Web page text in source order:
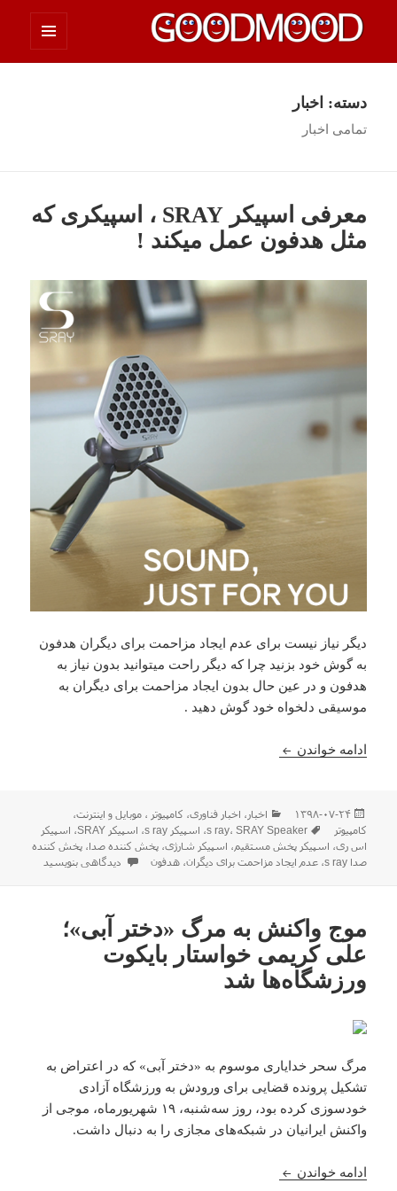
چیزای خووب مووب
دسته: اخبار
تمامی اخبار
معرفی اسپیکر SRAY ، اسپیکری که
مثل هدفون عمل میکند !
دیگر نیاز نیست برای عدم ایجاد مزاحمت برای دیگران هدفون
به گوش خود بزنید چرا که دیگر راحت میتوانید بدون نیاز به
هدفون و در عین حال بدون ایجاد مزاحمت برای دیگران به
موسیقی دلخواه خود گوش دهید .
ادامه خواندن معرفی اسپیکر SRAY ، اسپیکری که مثل هدفون عمل میکند !
ارسال
شده
در
۱۳۹۸-۰۷-۲۴ دسته‌ها
اخبار ، اخبار فناوری، كامپيوتر ، موبایل و اينترنت،
کامپیوتر
برچسب‌ها s ray، SRAY Speaker ، اسپیکر s ray ، اسپیکر SRAY ، اسپیکر
اس ری، اسپیکر پخش مستقیم، اسپیکر شارژی،پخش کننده صدا،پخش کننده
صدا s ray
،عدم ایجاد مزاحمت برای دیگران،هدفون برای معرفی اسپیکر SRAY ، اسپیکری که مثل هدفون عمل میکند !
دیدگاهی بنویسید
موج واکنش‌ به مرگ «دختر آبی»؛
علی کریمی خواستار بایکوت
ورزشگاه‌ها شد
مرگ سحر خدایاری موسوم به «دختر آبی» که در اعتراض به
تشکیل پرونده قضایی برای ورودش به ورزشگاه آزادی
خودسوزی کرده بود، روز سه‌شنبه، ۱۹ شهریورماه، موجی از
واکنش‌ ایرانیان در شبکه‌های مجازی را به دنبال داشت.
ادامه خواندن موج واکنش‌ به مرگ «دختر آبی»؛ علی کریمی